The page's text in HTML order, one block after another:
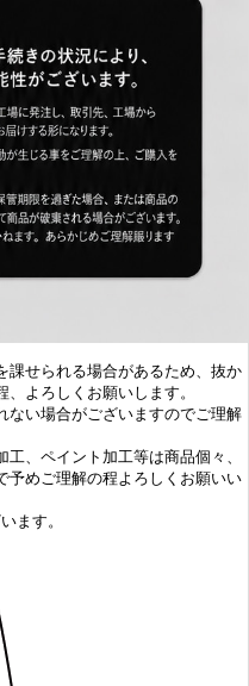
せられる場合があるため、抜か
よろしくお願いします。
い場合がございますのでご理解
、ペイント加工等は商品個々、
予めご理解の程よろしくお願いい
ます。